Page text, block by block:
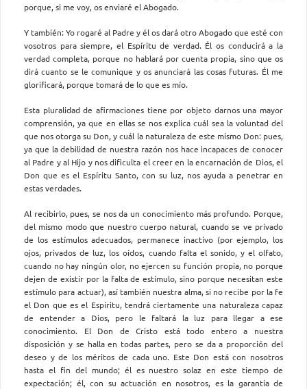
porque, si me voy, os enviaré el Abogado.
Y también: Yo rogaré al Padre y él os dará otro Abogado que esté con
vosotros para siempre, el Espíritu de verdad. Él os conducirá a la
verdad completa, porque no hablará por cuenta propia, sino que os
dirá cuanto se le comunique y os anunciará las cosas futuras. Él me
glorificará, porque tomará de lo que es mío.
Esta pluralidad de afirmaciones tiene por objeto darnos una mayor
comprensión, ya que en ellas se nos explica cuál sea la voluntad del
que nos otorga su Don, y cuál la naturaleza de este mismo Don: pues,
ya que la debilidad de nuestra razón nos hace incapaces de conocer
al Padre y al Hijo y nos dificulta el creer en la encarnación de Dios, el
Don que es el Espíritu Santo, con su luz, nos ayuda a penetrar en
estas verdades.
Al recibirlo, pues, se nos da un conocimiento más profundo. Porque,
del mismo modo que nuestro cuerpo natural, cuando se ve privado
de los estímulos adecuados, permanece inactivo (por ejemplo, los
ojos, privados de luz, los oídos, cuando falta el sonido, y el olfato,
cuando no hay ningún olor, no ejercen su función propia, no porque
dejen de existir por la falta de estímulo, sino porque necesitan este
estímulo para actuar), así también nuestra alma, si no recibe por la fe
el Don que es el Espíritu, tendrá ciertamente una naturaleza capaz
de entender a Dios, pero le faltará la luz para llegar a ese
conocimiento. El Don de Cristo está todo entero a nuestra
disposición y se halla en todas partes, pero se da a proporción del
deseo y de los méritos de cada uno. Este Don está con nosotros
hasta el fin del mundo; él es nuestro solaz en este tiempo de
expectación; él, con su actuación en nosotros, es la garantía de